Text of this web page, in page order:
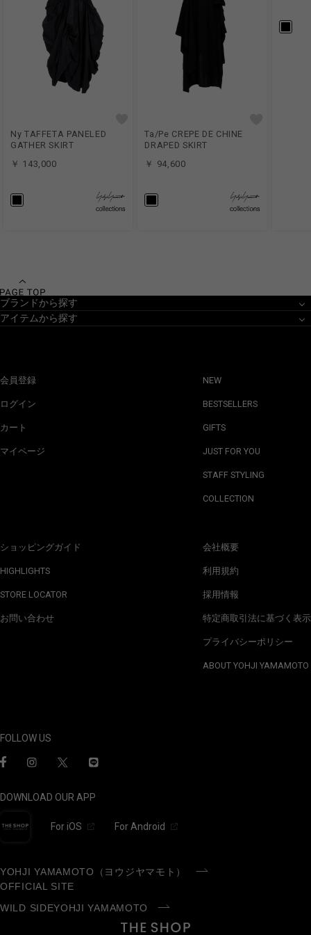
Ny TAFFETA PANELED
GATHER SKIRT
￥ 143,000
Ta/Pe CREPE DE CHINE
DRAPED SKIRT
￥ 94,600
ブランドから探す
アイテムから探す
会員登録
ログイン
カート
マイページ
ショッピングガイド
HIGHLIGHTS
STORE LOCATOR
お問い合わせ
NEW
BESTSELLERS
GIFTS
JUST FOR YOU
STAFF STYLING
COLLECTION
会社概要
利用規約
採用情報
特定商取引法に基づく表示
プライバシーポリシー
ABOUT YOHJI YAMAMOTO
FOLLOW US
DOWNLOAD OUR APP
For iOS For Android
YOHJI YAMAMOTO（ヨウジヤマモト）
OFFICIAL SITE
WILD SIDEYOHJI YAMAMOTO